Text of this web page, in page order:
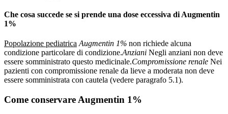
Che cosa succede se si prende una dose eccessiva di Augmentin
1%
Popolazione pediatrica Augmentin 1% non richiede alcuna
condizione particolare di condizione.Anziani Negli anziani non deve
essere somministrato questo medicinale.Compromissione renale Nei
pazienti con compromissione renale da lieve a moderata non deve
essere somministrata con cautela (vedere paragrafo 5.1).
Come conservare Augmentin 1%